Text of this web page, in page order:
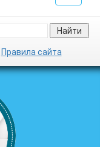
Найти
Правила сайта